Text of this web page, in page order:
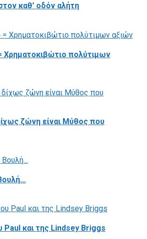
καθ' οδόν αλήτη
Χρηματοκιβώτιο πολύτιμων
ζώνη είναι Μύθος που
Paul και της Lindsey Briggs